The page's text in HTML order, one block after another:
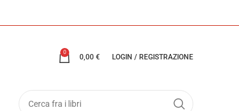
0
0,00 € LOGIN / REGISTRAZIONE